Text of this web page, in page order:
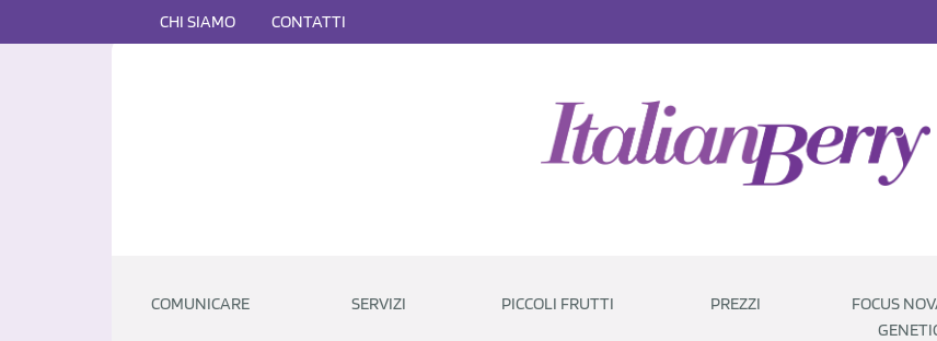
CHI SIAMO CONTATTI
COMUNICARE SERVIZI PICCOLI FRUTTI PREZZI
FOCUS